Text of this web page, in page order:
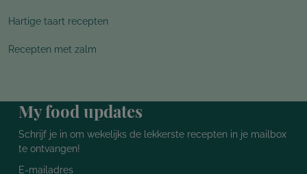
Hartige taart recepten
Recepten met zalm
My food updates
Schrijf je in om wekelijks de lekkerste recepten in je mailbox
te ontvangen!
E-mailadres